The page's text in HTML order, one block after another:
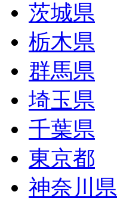
茨城県
栃木県
群馬県
埼玉県
千葉県
東京都
神奈川県